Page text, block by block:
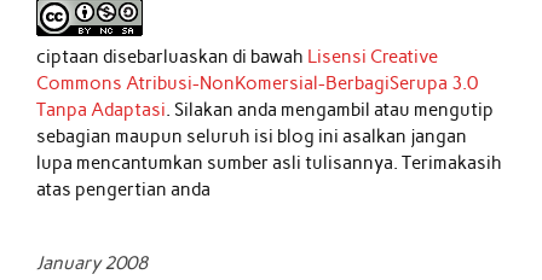
ciptaan disebarluaskan di bawah Lisensi Creative
Commons Atribusi-NonKomersial-BerbagiSerupa 3.0
Tanpa Adaptasi. Silakan anda mengambil atau mengutip
sebagian maupun seluruh isi blog ini asalkan jangan
lupa mencantumkan sumber asli tulisannya. Terimakasih
atas pengertian anda
January 2008